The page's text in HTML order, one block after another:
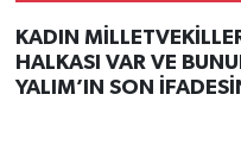
KADIN
HALKASI VAR VE
YALIM’IN SON